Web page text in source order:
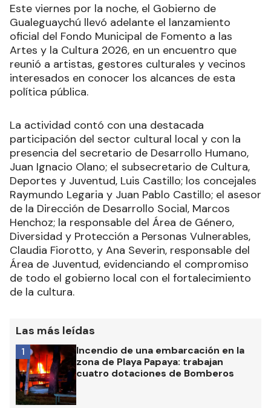
Este viernes por la noche, el Gobierno de
Gualeguaychú llevó adelante el lanzamiento
oficial del Fondo Municipal de Fomento a las
Artes y la Cultura 2026, en un encuentro que
reunió a artistas, gestores culturales y vecinos
interesados en conocer los alcances de esta
política pública.
La actividad contó con una destacada
participación del sector cultural local y con la
presencia del secretario de Desarrollo Humano,
Juan Ignacio Olano; el subsecretario de Cultura,
Deportes y Juventud, Luis Castillo; los concejales
Raymundo Legaria y Juan Pablo Castillo; el asesor
de la Dirección de Desarrollo Social, Marcos
Henchoz; la responsable del Área de Género,
Diversidad y Protección a Personas Vulnerables,
Claudia Fiorotto, y Ana Severin, responsable del
Área de Juventud, evidenciando el compromiso
de todo el gobierno local con el fortalecimiento
de la cultura.
Las más leídas
Incendio de una embarcación en la
zona de Playa Papaya: trabajan
cuatro dotaciones de Bomberos
1